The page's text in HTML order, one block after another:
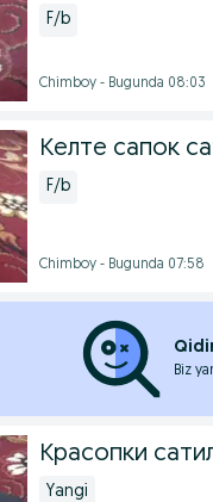
F/b
Chimboy - Bugunda 08:03
Келте сапок
F/b
Chimboy - Bugunda 07:58
Biz
Красопки
Yangi